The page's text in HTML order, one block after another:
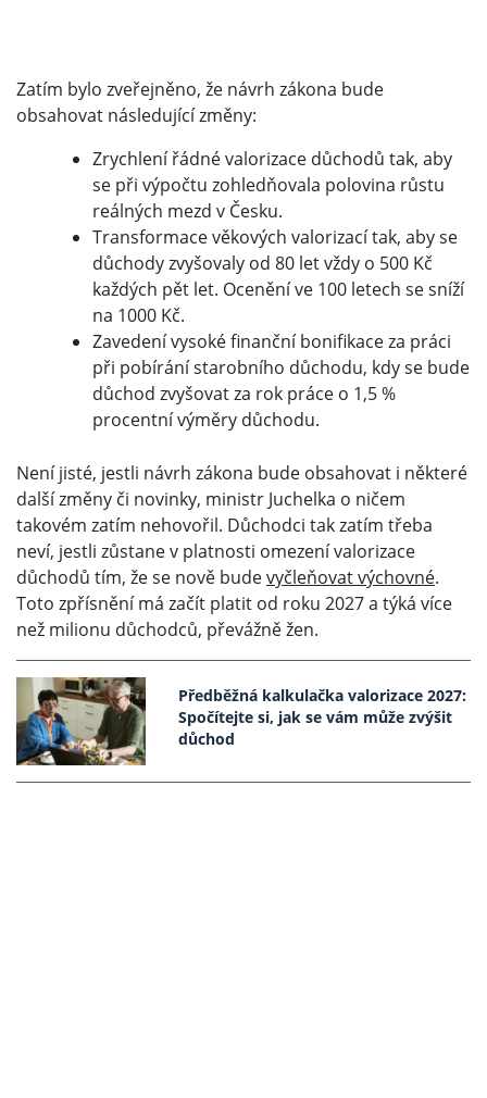
Zatím bylo zveřejněno, že návrh zákona bude
obsahovat následující změny:
Zrychlení řádné valorizace důchodů tak, aby
se při výpočtu zohledňovala polovina růstu
reálných mezd v Česku.
Transformace věkových valorizací tak, aby se
důchody zvyšovaly od 80 let vždy o 500 Kč
každých pět let. Ocenění ve 100 letech se sníží
na 1000 Kč.
Zavedení vysoké finanční bonifikace za práci
při pobírání starobního důchodu, kdy se bude
důchod zvyšovat za rok práce o 1,5 %
procentní výměry důchodu.
Není jisté, jestli návrh zákona bude obsahovat i některé
další změny či novinky, ministr Juchelka o ničem
takovém zatím nehovořil. Důchodci tak zatím třeba
neví, jestli zůstane v platnosti omezení valorizace
důchodů tím, že se nově budevyčleňovat výchovné.
Toto zpřísnění má začít platit od roku 2027 a týká více
než milionu důchodců, převážně žen.
Předběžná kalkulačka valorizace 2027:
Spočítejte si, jak se vám může zvýšit
důchod